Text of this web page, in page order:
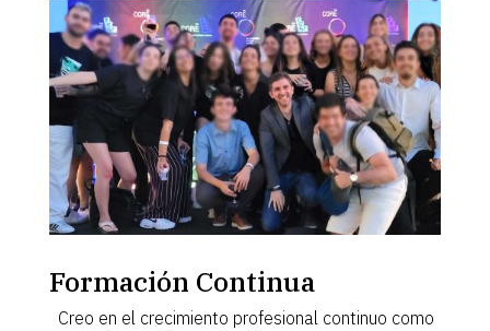
Formación Continua
Creo en el crecimiento profesional continuo como